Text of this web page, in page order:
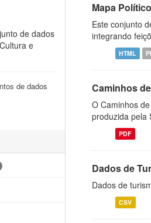
de dados
e
de dados
Mapa
Este conjunto
integrando
HTML
Caminhos
O Caminhos
produzida pela
PDF
Dados de
Dados de
CSV